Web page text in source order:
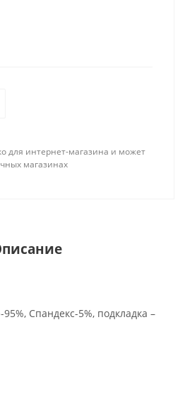
для интернет-магазина и может
магазинах
Спандекс-5%, подкладка –